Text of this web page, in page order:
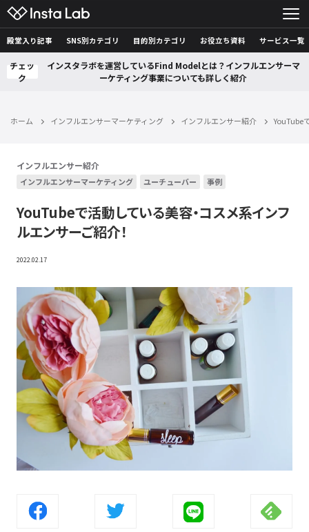
殿堂入り記事 SNS別カテゴリ 目的別カテゴリ お役立ち資料 サービス一覧
チェッ
ク
インスタラボを運営しているFind Modelとは？インフルエンサーマ
ーケティング事業についても詳しく紹介
ホーム インフルエンサーマーケティング インフルエンサー紹介 YouTube
インフルエンサー紹介
インフルエンサーマーケティング ユーチューバー 事例
YouTubeで活動している美容・コスメ系インフ
ルエンサーご紹介！
2022.02.17